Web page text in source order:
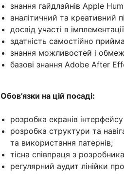
знання гайдлайнів Apple
аналітичний та креативний
досвід участі в
здатність самостійно
знання можливостей і
базові знання Adobe After
Обов’язки на цій посаді:
розробка екранів
розробка структури та
та використання патернів;
тісна співпраця з
регулярний аудит лінійки